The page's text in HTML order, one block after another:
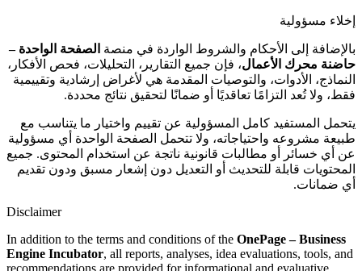
إخلاء مسؤولية
بالإضافة إلى الأحكام والشروط الواردة في منصة الصفحة الواحدة –
حاضنة محرك الأعمال، فإن جميع التقارير، التحليلات، فحص الأفكار،
النماذج، الأدوات، والتوصيات المقدمة هي لأغراض إرشادية وتقييمية
فقط، ولا تُعد التزامًا تعاقديًا أو ضمانًا لتحقيق نتائج محددة.
يتحمل المستفيد كامل المسؤولية عن تقييم واختيار ما يتناسب مع
طبيعة مشروعه واحتياجاته، ولا تتحمل الصفحة الواحدة أي مسؤولية
عن أي خسائر أو مطالبات قانونية ناتجة عن استخدام المحتوى. جميع
المحتويات قابلة للتحديث أو التعديل دون إشعار مسبق ودون تقديم
أي ضمانات.
Disclaimer
In addition to the terms and conditions of the OnePage – Business
Engine Incubator, all reports, analyses, idea evaluations, tools, and
recommendations are provided for informational and evaluative